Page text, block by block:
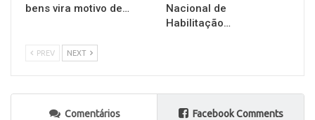
bens vira motivo de…
Nacional de
Habilitação…
PREV NEXT
Comentários Facebook Comments